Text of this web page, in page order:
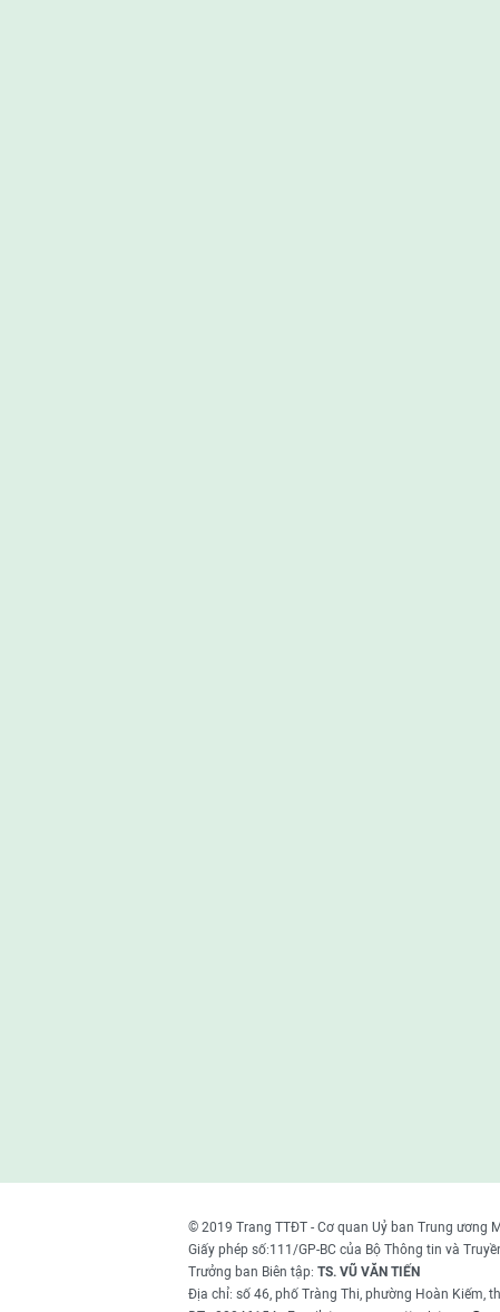
© 2019 Trang TTĐT - Cơ quan Uỷ ban Trung ương
Giấy phép số:111/GP-BC của Bộ Thông tin và
Trưởng ban Biên tập: TS. VŨ VĂN TIẾN
Địa chỉ: số 46, phố Tràng Thi, phường Hoàn Kiếm,